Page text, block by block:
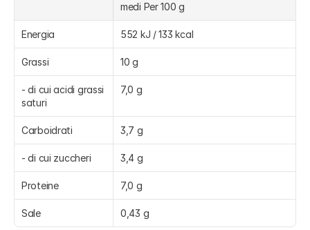
medi Per 100 g
Energia 552 kJ / 133 kcal
Grassi 10 g
- di cui acidi grassi
saturi
7,0 g
Carboidrati 3,7 g
- di cui zuccheri 3,4 g
Proteine 7,0 g
Sale 0,43 g